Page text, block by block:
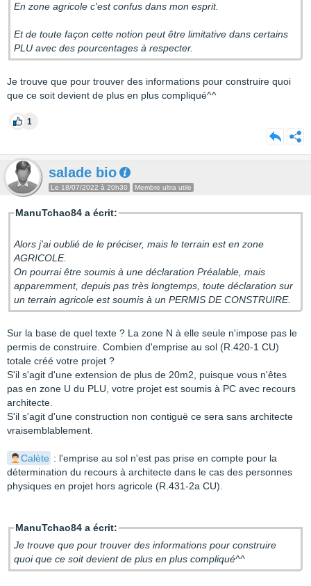
En zone agricole c'est confus dans mon esprit.
Et de toute façon cette notion peut être limitative dans certains
PLU avec des pourcentages à respecter.
Je trouve que pour trouver des informations pour construire quoi
que ce soit devient de plus en plus compliqué^^
1
salade bio
Le 18/07/2022 à 20h30 Membre ultra utile
ManuTchao84 a écrit:
Alors j'ai oublié de le préciser, mais le terrain est en zone
AGRICOLE.
On pourrai être soumis à une déclaration Préalable, mais
apparemment, depuis pas très longtemps, toute déclaration sur
un terrain agricole est soumis à un PERMIS DE CONSTRUIRE.
Sur la base de quel texte ? La zone N à elle seule n'impose pas le
permis de construire. Combien d'emprise au sol (R.420-1 CU)
totale créé votre projet ?
S'il s'agit d'une extension de plus de 20m2, puisque vous n'êtes
pas en zone U du PLU, votre projet est soumis à PC avec recours
architecte.
S'il s'agit d'une construction non contiguë ce sera sans architecte
vraisemblablement.
Calète : l'emprise au sol n'est pas prise en compte pour la
détermination du recours à architecte dans le cas des personnes
physiques en projet hors agricole (R.431-2a CU).
ManuTchao84 a écrit:
Je trouve que pour trouver des informations pour construire
quoi que ce soit devient de plus en plus compliqué^^